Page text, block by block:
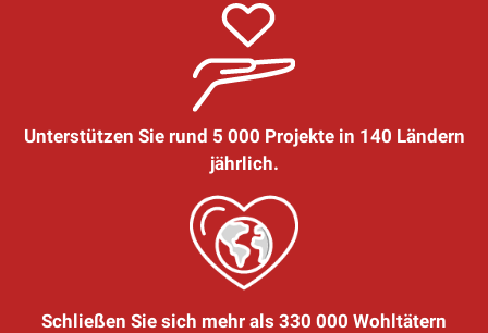
Unterstützen Sie rund 5 000 Projekte in 140 Ländern
jährlich.
Schließen Sie sich mehr als 330 000 Wohltätern